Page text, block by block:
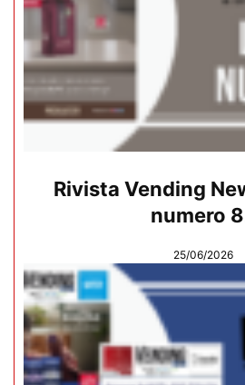
Rivista Vending
numero
25/06/2026